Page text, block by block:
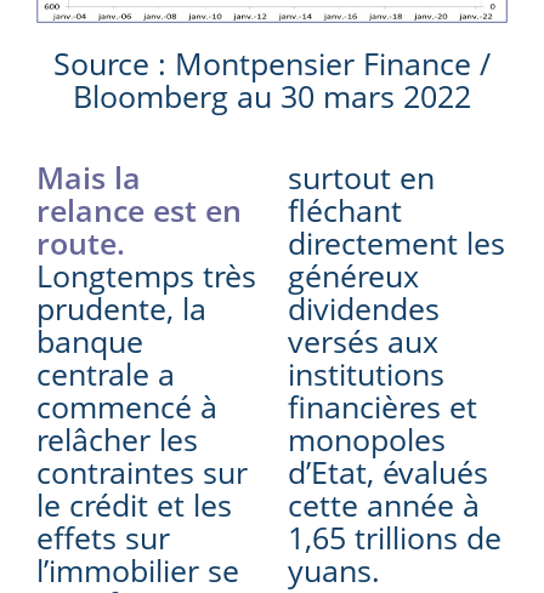
Source : Montpensier Finance /
Bloomberg au 30 mars 2022
Mais la
relance est en
route.
Longtemps très
prudente, la
banque
centrale a
commencé à
relâcher les
contraintes sur
le crédit et les
effets sur
l’immobilier se
surtout en
fléchant
directement les
généreux
dividendes
versés aux
institutions
financières et
monopoles
d’Etat, évalués
cette année à
1,65 trillions de
yuans.